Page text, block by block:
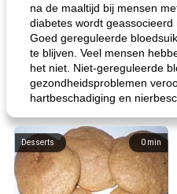
na de maaltijd bij mensen
diabetes wordt geassocieerd
Goed gereguleerde
te blijven. Veel mensen
het niet. Niet-gereguleerde
gezondheidsproblemen
hartbeschadiging en
0 min
Desserts